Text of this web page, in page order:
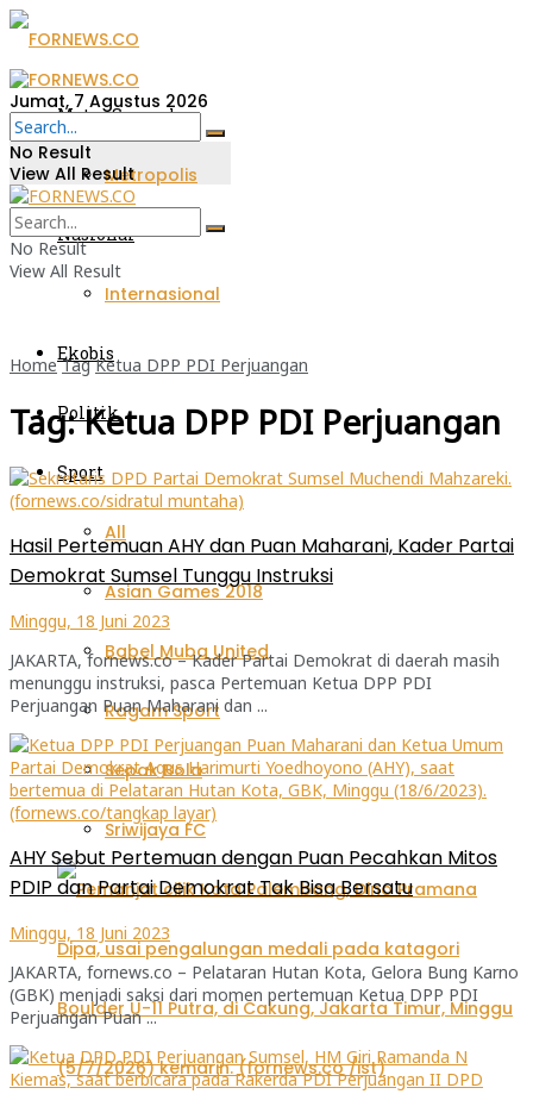
Metro Sumsel
Metropolis
Nasional
Internasional
Ekobis
Politik
Sport
All
Asian Games 2018
Babel Muba United
Ragam Sport
Sepak Bola
Sriwijaya FC
Jumat, 7 Agustus 2026
No Result
View All Result
No Result
View All Result
Home Tag Ketua DPP PDI Perjuangan
Tag:Ketua DPP PDI Perjuangan
Hasil Pertemuan AHY dan Puan Maharani, Kader Partai
Demokrat Sumsel Tunggu Instruksi
Minggu, 18 Juni 2023
JAKARTA, fornews.co – Kader Partai Demokrat di daerah masih
menunggu instruksi, pasca Pertemuan Ketua DPP PDI
Perjuangan Puan Maharani dan ...
AHY Sebut Pertemuan dengan Puan Pecahkan Mitos
PDIP dan Partai Demokrat Tak Bisa Bersatu
Minggu, 18 Juni 2023
JAKARTA, fornews.co – Pelataran Hutan Kota, Gelora Bung Karno
(GBK) menjadi saksi dari momen pertemuan Ketua DPP PDI
Perjuangan Puan ...